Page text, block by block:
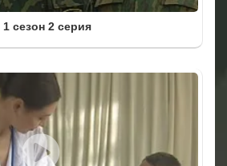
1 сезон 2 серия